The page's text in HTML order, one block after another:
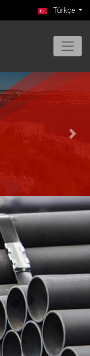
Türkçe
Next